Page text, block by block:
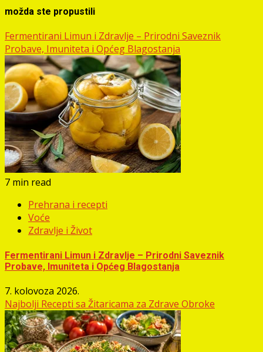
možda ste propustili
Fermentirani Limun i Zdravlje – Prirodni Saveznik
Probave, Imuniteta i Općeg Blagostanja
7 min read
Prehrana i recepti
Voće
Zdravlje i Život
Fermentirani Limun i Zdravlje – Prirodni Saveznik
Probave, Imuniteta i Općeg Blagostanja
7. kolovoza 2026.
Najbolji Recepti sa Žitaricama za Zdrave Obroke